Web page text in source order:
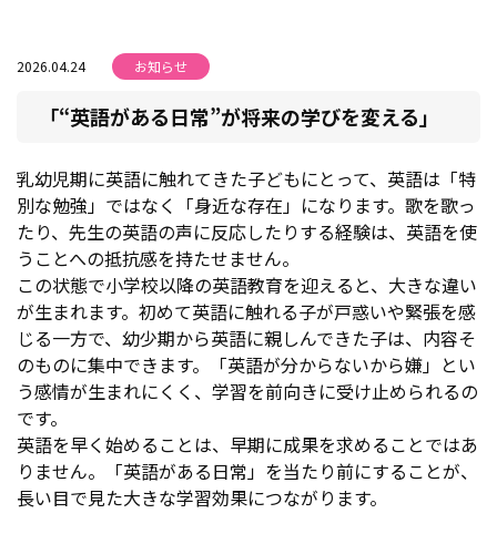
2026.04.24 お知らせ
「“英語がある日常”が将来の学びを変える」
乳幼児期に英語に触れてきた子どもにとって、英語は「特
別な勉強」ではなく「身近な存在」になります。歌を歌っ
たり、先生の英語の声に反応したりする経験は、英語を使
うことへの抵抗感を持たせません。
この状態で小学校以降の英語教育を迎えると、大きな違い
が生まれます。初めて英語に触れる子が戸惑いや緊張を感
じる一方で、幼少期から英語に親しんできた子は、内容そ
のものに集中できます。「英語が分からないから嫌」とい
う感情が生まれにくく、学習を前向きに受け止められるの
です。
英語を早く始めることは、早期に成果を求めることではあ
りません。「英語がある日常」を当たり前にすることが、
長い目で見た大きな学習効果につながります。